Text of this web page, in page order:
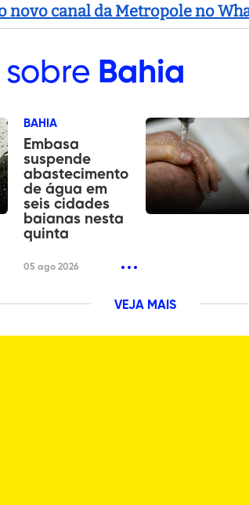
novo canal da Metropole no
Bahia
BAHIA
Embasa
suspende
abastecimento
de água em
seis cidades
baianas nesta
quinta
05 ago 2026
VEJA MAIS